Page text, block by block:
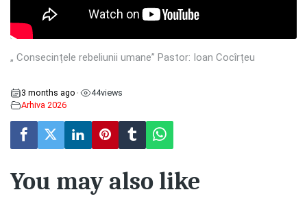
„ Consecințele rebeliunii umane” Pastor: Ioan Cocîrțeu
3 months ago • 44views
Arhiva 2026
You may also like